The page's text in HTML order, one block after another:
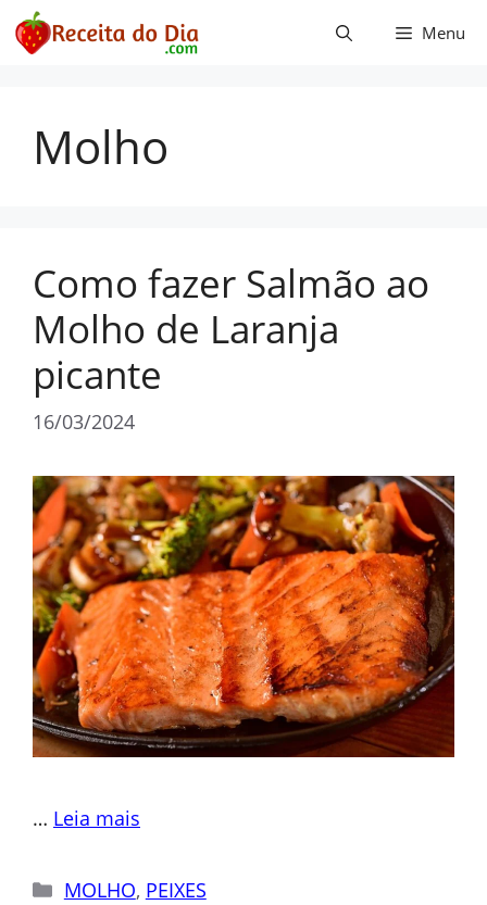
Pular
para
Menu
Molho
Como fazer Salmão ao
Molho de Laranja
picante
16/03/2024
… Leia mais
Categorias
MOLHO, PEIXES